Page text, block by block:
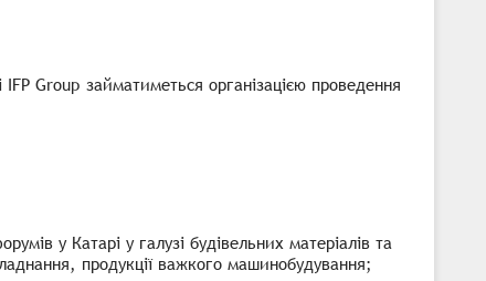
IFP Group займатиметься організацією проведення
у Катарі у галузі будівельних матеріалів та
продукції важкого машинобудування;